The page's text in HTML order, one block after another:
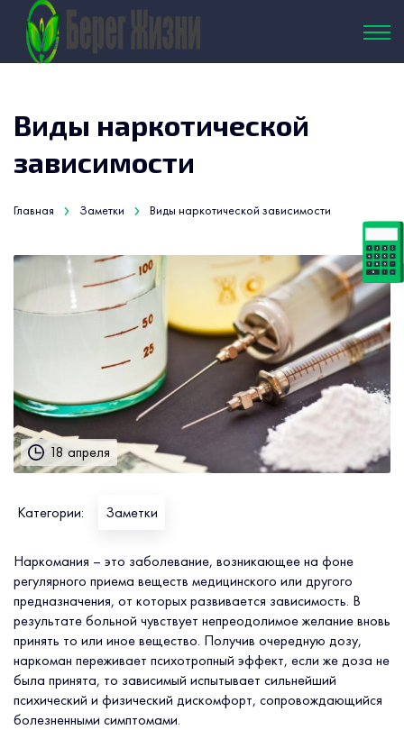
Виды наркотической
зависимости
Главная Заметки Виды наркотической зависимости
18 апреля
Категории: Заметки
Наркомания – это заболевание, возникающее на фоне
регулярного приема веществ медицинского или другого
предназначения, от которых развивается зависимость. В
результате больной чувствует непреодолимое желание вновь
принять то или иное вещество. Получив очередную дозу,
наркоман переживает психотропный эффект, если же доза не
была принята, то зависимый испытывает сильнейший
психический и физический дискомфорт, сопровождающийся
болезненными симптомами.